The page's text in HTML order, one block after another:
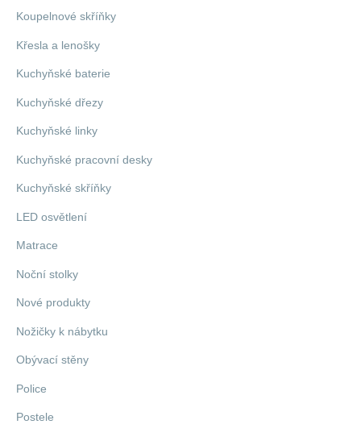
Koupelnové skříňky
Křesla a lenošky
Kuchyňské baterie
Kuchyňské dřezy
Kuchyňské linky
Kuchyňské pracovní desky
Kuchyňské skříňky
LED osvětlení
Matrace
Noční stolky
Nové produkty
Nožičky k nábytku
Obývací stěny
Police
Postele